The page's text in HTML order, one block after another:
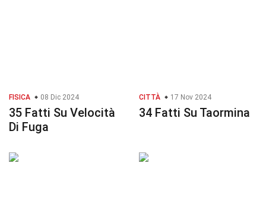
FISICA 08 Dic 2024
35 Fatti Su Velocità
Di Fuga
CITTÀ 17 Nov 2024
34 Fatti Su Taormina